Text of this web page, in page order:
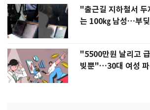
"출근길 지하철서
는 100㎏ 남성…부
"5500만원 날리고
빚뿐"…30대 여성 파